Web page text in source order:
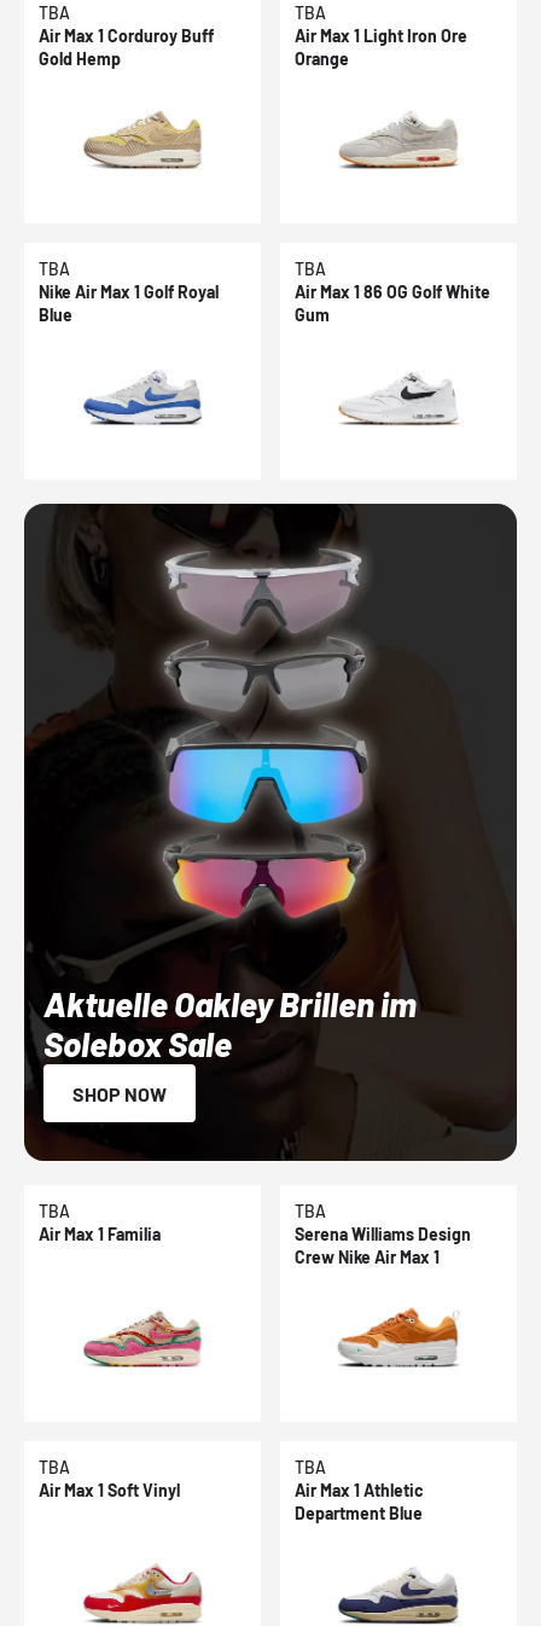
TBA
Air Max 1 Corduroy Buff
Gold Hemp
TBA
Air Max 1 Light Iron Ore
Orange
TBA
Nike Air Max 1 Golf Royal
Blue
TBA
Air Max 1 86 OG Golf White
Gum
Aktuelle Oakley Brillen im
Solebox Sale
SHOP NOW
TBA
Air Max 1 Familia
TBA
Serena Williams Design
Crew Nike Air Max 1
TBA
Air Max 1 Soft Vinyl
TBA
Air Max 1 Athletic
Department Blue